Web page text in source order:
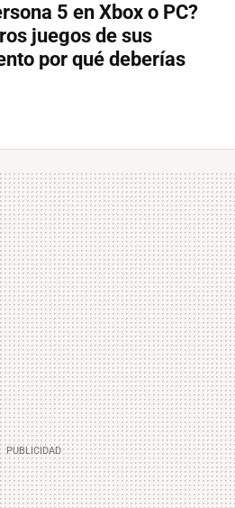
5 en Xbox o PC?
juegos de sus
por qué deberías